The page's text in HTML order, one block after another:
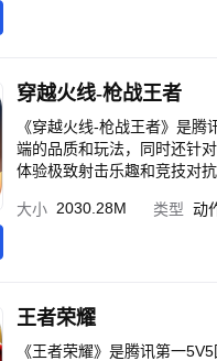
穿越火线-枪战王者
《穿越火线-枪战王者》是
端的品质和玩法，同时还针
体验极致射击乐趣和竞技对
大小 2030.28M 类型 动
王者荣耀
《王者荣耀》是腾讯第一